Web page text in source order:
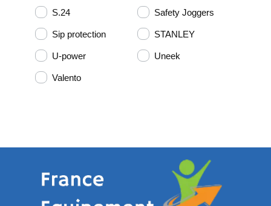
S.24 Safety Joggers
Sip protection STANLEY
U-power Uneek
Valento